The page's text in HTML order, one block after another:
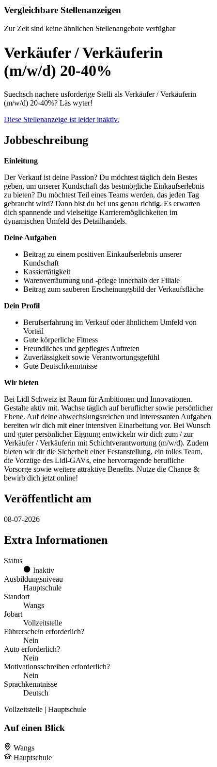
Vergleichbare Stellenanzeigen
Zur Zeit sind keine ähnlichen Stellenangebote verfügbar
Verkäufer / Verkäuferin
(m/w/d) 20-40%
Suechsch nachere usforderige Stelli als Verkäufer / Verkäuferin
(m/w/d) 20-40%? Läs wyter!
Diese Stellenanzeige ist leider inaktiv.
Jobbeschreibung
Einleitung
Der Verkauf ist deine Passion? Du möchtest täglich dein Bestes
geben, um unserer Kundschaft das bestmögliche Einkaufserlebnis
zu bieten? Du möchtest Teil eines Teams werden, das jeden Tag
gebraucht wird? Dann bist du bei uns genau richtig. Es erwarten
dich spannende und vielseitige Karrieremöglichkeiten im
dynamischen Umfeld des Detailhandels.
Deine Aufgaben
Beitrag zu einem positiven Einkaufserlebnis unserer
Kundschaft
Kassiertätigkeit
Warenverräumung und -pflege innerhalb der Filiale
Beitrag zum sauberen Erscheinungsbild der Verkaufsfläche
Dein Profil
Berufserfahrung im Verkauf oder ähnlichem Umfeld von
Vorteil
Gute körperliche Fitness
Freundliches und gepflegtes Auftreten
Zuverlässigkeit sowie Verantwortungsgefühl
Gute Deutschkenntnisse
Wir bieten
Bei Lidl Schweiz ist Raum für Ambitionen und Innovationen.
Gestalte aktiv mit. Wachse täglich auf beruflicher sowie persönlicher
Ebene. Auf deine abwechslungsreichen und interessanten Aufgaben
bereiten wir dich mit einer intensiven Einarbeitung vor. Bei Wunsch
und guter persönlicher Eignung entwickeln wir dich zum / zur
Verkäufer / Verkäuferin mit Schichtverantwortung (m/w/d). Zudem
bieten wir dir die Sicherheit einer Festanstellung, ein tolles Team,
die Vorzüge des Lidl-GAVs, eine hervorragende berufliche
Vorsorge sowie weitere attraktive Benefits. Nutze die Chance &
bewirb dich jetzt online!
Veröffentlicht am
08-07-2026
Extra Informationen
Status
Inaktiv
Ausbildungsniveau
Hauptschule
Standort
Wangs
Jobart
Vollzeitstelle
Führerschein erforderlich?
Nein
Auto erforderlich?
Nein
Motivationsschreiben erforderlich?
Nein
Sprachkenntnisse
Deutsch
Vollzeitstelle | Hauptschule
Auf einen Blick
Wangs
Hauptschule